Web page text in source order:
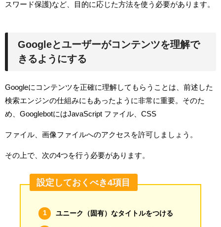
スワード保護)など、目的に応じた方法を使う必要があります。
Googleとユーザーがコンテンツを理解で
きるようにする
Googleにコンテンツを正確に理解してもらうことは、前述した
検索エンジンの仕組みにもあったように非常に重要。そのた
め、 GooglebotにはJavaScript ファイル、CSS
ファイル、画像ファイルへのアクセスを許可しましょう。
その上で、次の4つを行う必要があります。
設定しておくべき4項目
ユニーク（固有）なタイトルをつける